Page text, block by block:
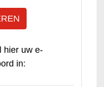
hier uw e-
in: